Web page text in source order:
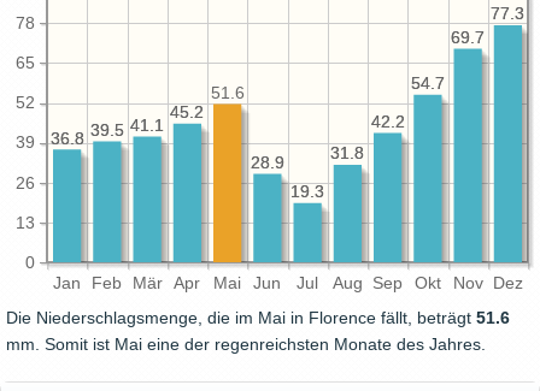
Jan Feb Mär Apr Mai Jun Jul Aug Sep Okt Nov Dez
0
13
26
39
52
65
78
77.3
69.7
54.7
42.2
31.8
19.3
28.9
45.2
41.1
39.5
36.8
77.3
69.7
54.7
42.2
31.8
19.3
28.9
51.6
45.2
41.1
39.5
36.8
Die Niederschlagsmenge, die im Mai in Florence fällt, beträgt 51.6
mm. Somit ist Mai eine der regenreichsten Monate des Jahres.